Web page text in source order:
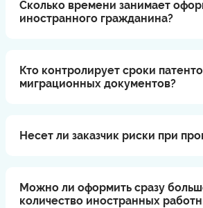
Сколько времени занимает
иностранного гражданина?
Кто контролирует сроки
миграционных документов?
Несет ли заказчик риски при
Можно ли оформить сразу
количество иностранных